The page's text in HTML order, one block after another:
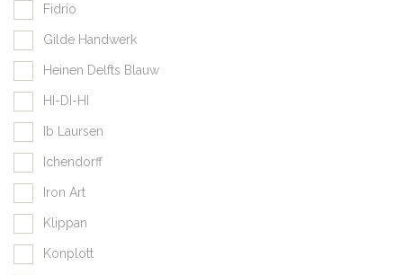
Fidrio
Gilde Handwerk
Heinen Delfts Blauw
HI-DI-HI
Ib Laursen
Ichendorff
Iron Art
Klippan
Konplott